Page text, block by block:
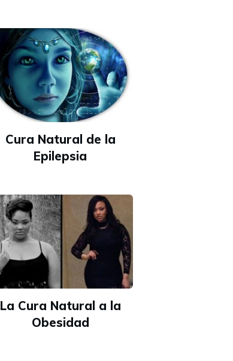
Cura Natural de la
Epilepsia
La Cura Natural a la
Obesidad